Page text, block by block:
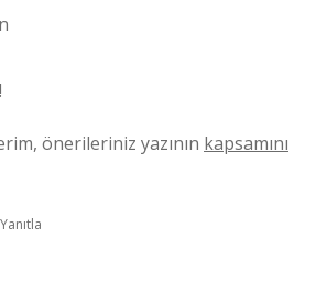
önerileriniz yazının kapsamını
Yanıtla